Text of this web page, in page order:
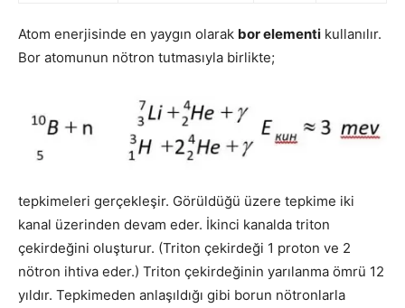
Atom enerjisinde en yaygın olarak bor elementi kullanılır.
Bor atomunun nötron tutmasıyla birlikte;
tepkimeleri gerçekleşir. Görüldüğü üzere tepkime iki
kanal üzerinden devam eder. İkinci kanalda triton
çekirdeğini oluşturur. (Triton çekirdeği 1 proton ve 2
nötron ihtiva eder.) Triton çekirdeğinin yarılanma ömrü 12
yıldır. Tepkimeden anlaşıldığı gibi borun nötronlarla